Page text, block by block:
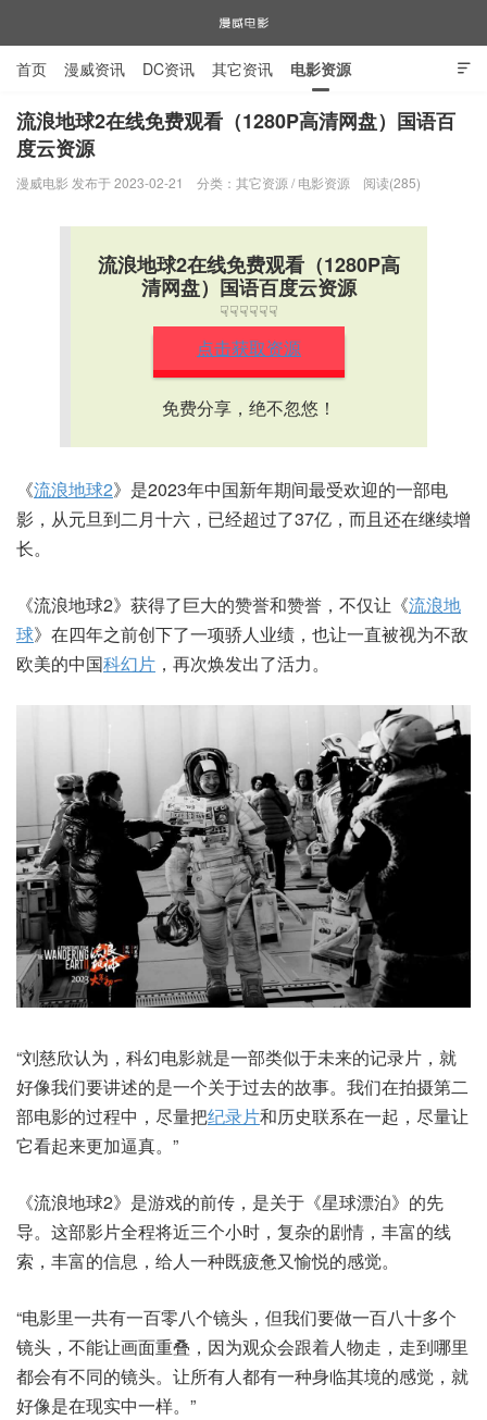
漫威电影

首页 漫威资讯 DC资讯 其它资讯 电影资源
电视剧资源 漫威图片
流浪地球2在线免费观看（1280P高清网盘）国语百
度云资源
漫威电影 发布于 2023-02-21 分类： 其它资源 / 电影资源 阅读(285)
流浪地球2在线免费观看（1280P高
清网盘）国语百度云资源
☟☟☟☟☟☟
点击获取资源
免费分享，绝不忽悠！
《流浪地球2》是2023年中国新年期间最受欢迎的一部电
影，从元旦到二月十六，已经超过了37亿，而且还在继续增
长。
《流浪地球2》获得了巨大的赞誉和赞誉，不仅让《流浪地
球》在四年之前创下了一项骄人业绩，也让一直被视为不敌
欧美的中国科幻片 ，再次焕发出了活力。
“刘慈欣认为，科幻电影就是一部类似于未来的记录片，就
好像我们要讲述的是一个关于过去的故事。我们在拍摄第二
部电影的过程中，尽量把纪录片和历史联系在一起，尽量让
它看起来更加逼真。”
《流浪地球2》是游戏的前传，是关于《星球漂泊》的先
导。这部影片全程将近三个小时，复杂的剧情，丰富的线
索，丰富的信息，给人一种既疲惫又愉悦的感觉。
“电影里一共有一百零八个镜头，但我们要做一百八十多个
镜头，不能让画面重叠，因为观众会跟着人物走，走到哪里
都会有不同的镜头。让所有人都有一种身临其境的感觉，就
好像是在现实中一样。”